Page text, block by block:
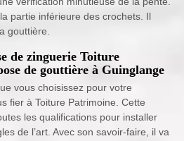
partie inférieure des crochets. Il
gouttière.
de zinguerie Toiture
de gouttière à Guinglange
vous choisissez pour votre
fier à Toiture Patrimoine. Cette
les qualifications pour installer
de l’art. Avec son savoir-faire, il va